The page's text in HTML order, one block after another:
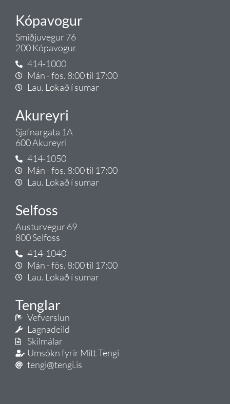
Kópavogur
Smiðjuvegur 76
200 Kópavogur
414-1000
Mán - fös. 8:00 til 17:00
Lau. Lokað í sumar
Akureyri
Sjafnargata 1A
600 Akureyri
414-1050
Mán - fös. 8:00 til 17:00
Lau. Lokað í sumar
Selfoss
Austurvegur 69
800 Selfoss
414-1040
Mán - fös. 8:00 til 17:00
Lau. Lokað í sumar
Tenglar
Vefverslun
Lagnadeild
Skilmálar
Umsókn fyrir Mitt Tengi
tengi@tengi.is